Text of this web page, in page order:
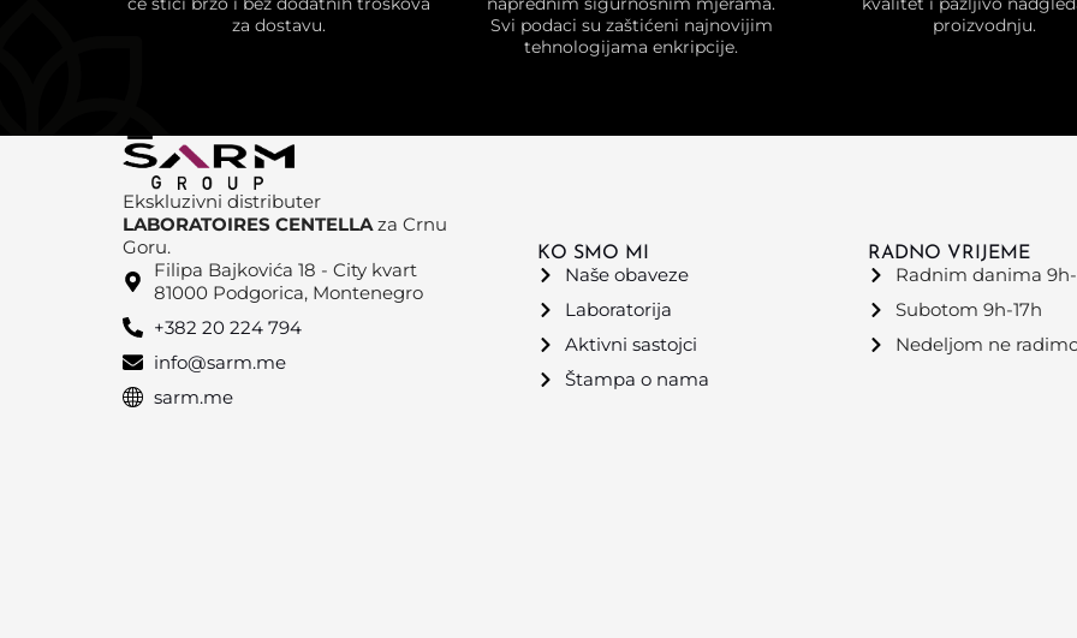
za dostavu.
Svi podaci su zaštićeni najnovijim
tehnologijama enkripcije.
proizvodnju.
Ekskluzivni distributer
LABORATOIRES CENTELLAza Crnu
Goru.
Filipa Bajkovića 18 - City kvart
81000 Podgorica, Montenegro
+382 20 224 794
info@sarm.me
sarm.me
KO SMO MI
Naše obaveze
Laboratorija
Aktivni sastojci
Štampa o nama
RADNO VRIJEME
Radnim danima 9h-
Subotom 9h-17h
Nedeljom ne